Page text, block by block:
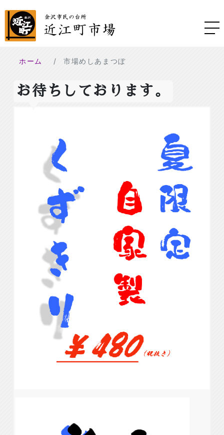
ホーム 市場めしあまつぼ
お待ちしております。